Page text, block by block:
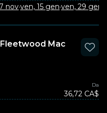
nov·ven, 15 gen·ven, 29 gen
Mac
Da
36,72 CA$